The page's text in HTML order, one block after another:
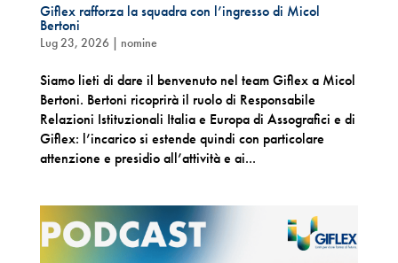
Giflex rafforza la squadra con l’ingresso di Micol
Bertoni
Lug 23, 2026| nomine
Siamo lieti di dare il benvenuto nel team Giflex a Micol
Bertoni. Bertoni ricoprirà il ruolo di Responsabile
Relazioni Istituzionali Italia e Europa di Assografici e di
Giflex: l’incarico si estende quindi con particolare
attenzione e presidio all’attività e ai...